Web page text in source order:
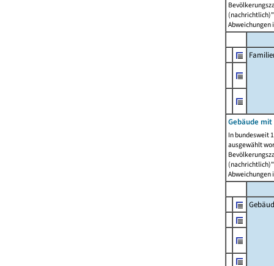
Abweichungen
Gebäude
In bundesweit
ausgewählt
Abweichungen